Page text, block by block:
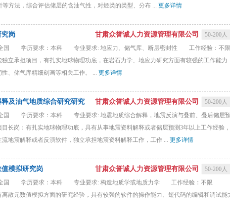
等方法，综合评估储层的含油气性，对烃类的类型、分布 ... 更多详情
究岗 甘肃众誉诚人力资源管理有限公司
50-200人
国
学历要求：本科 专业要求: 地应力、储气库、断层密封性
工作经验：不限
独立承担项目，有扎实地球物理功底，在岩石力学、地应力研究方面有较强的工作能
、储气库精细刻画等相关工作。 ... 更多详情
及油气地质综合研究研究 甘肃众誉诚人力资源管理有限公司
50-200人
国
学历要求：本科 专业要求: 地震地质综合解释，地震反演与叠前、叠后储层
长岗：有扎实地球物理功底，具有从事地震资料解释或者储层预测3年以上工作经验
地震解释或者反演软件，独立承担地震资料解释工作，工作 ... 更多详情
模拟研究岗 甘肃众誉诚人力资源管理有限公司
50-200人
国
学历要求：本科 专业要求: 构造地质学或地质力学
工作经验：不限
离散元数值模拟方面的研究经验，具有较强的软件的操作能力、短代码的编辑和调试